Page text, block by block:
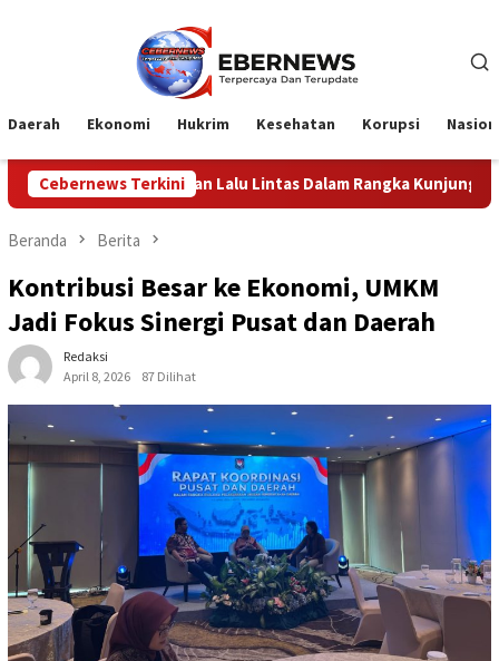
Daerah Ekonomi Hukrim Kesehatan Korupsi
Cebernews Terkini
Lalu Lintas Dalam Rangka Kunjungan Menteri Pertahanan RI
Beranda Berita
Kontribusi Besar ke Ekonomi, UMKM
Jadi Fokus Sinergi Pusat dan Daerah
Redaksi
April 8, 2026
87 Dilihat